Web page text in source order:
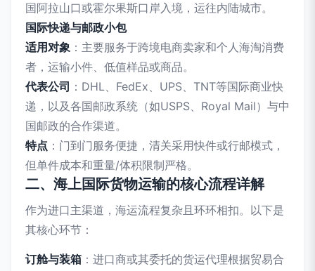
国阿拉山口或霍尔果斯口岸入境，运往内陆城市。
国际快递与邮政小包
适用对象 ：主要服务于跨境电商卖家和个人海淘消费
者，运输小件、低值样品或商品。
代表公司 ：DHL、FedEx、UPS、TNT等国际商业快
递，以及各国邮政系统（如USPS、Royal Mail）与中
国邮政的合作渠道。
特点 ：门到门服务便捷，清关采用快件或行邮模式，
但单件成本和重量/体积限制严格。
二、海上国际货物运输的核心流程详解
作为进口主渠道，海运流程复杂且环环相扣。以下是
其核心环节：
订舱与装箱 ：进口商或其委托的货运代理根据贸易合